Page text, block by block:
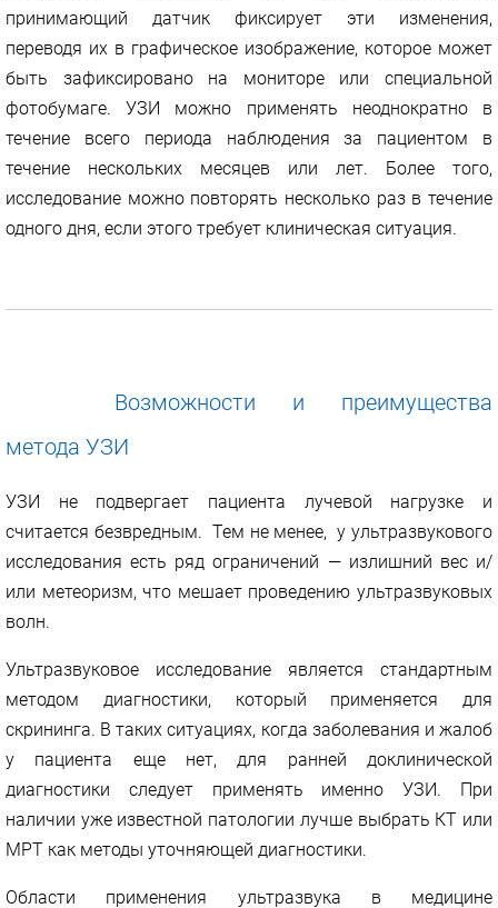
принимающий датчик фиксирует эти изменения,
переводя их в графическое изображение, которое может
быть зафиксировано на мониторе или специальной
фотобумаге. УЗИ можно применять неоднократно в
течение всего периода наблюдения за пациентом в
течение нескольких месяцев или лет. Более того,
исследование можно повторять несколько раз в течение
одного дня, если этого требует клиническая ситуация.
Возможности и преимущества
метода УЗИ
УЗИ не подвергает пациента лучевой нагрузке и
считается безвредным. Тем не менее, у ультразвукового
исследования есть ряд ограничений — излишний вес и/
или метеоризм, что мешает проведению ультразвуковых
волн.
Ультразвуковое исследование является стандартным
методом диагностики, который применяется для
скрининга. В таких ситуациях, когда заболевания и жалоб
у пациента еще нет, для ранней доклинической
диагностики следует применять именно УЗИ. При
наличии уже известной патологии лучше выбрать КТ или
МРТ как методы уточняющей диагностики.
Области применения ультразвука в медицине